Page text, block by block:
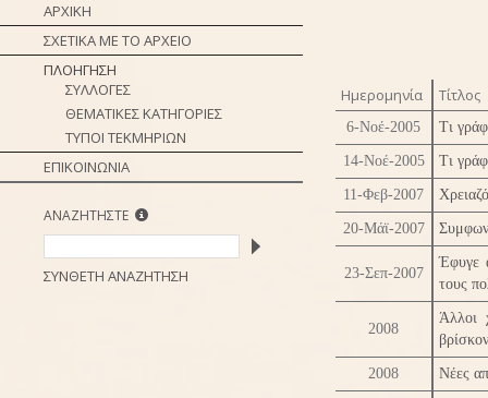
ΑΡΧΙΚΗ
ΣΧΕΤΙΚΑ ΜΕ ΤΟ ΑΡΧΕΙΟ
ΠΛΟΗΓΗΣΗ
ΣΥΛΛΟΓΕΣ
ΘΕΜΑΤΙΚΕΣ ΚΑΤΗΓΟΡΙΕΣ
ΤΥΠΟΙ ΤΕΚΜΗΡΙΩΝ
ΕΠΙΚΟΙΝΩΝΙΑ
ΑΝΑΖΗΤΗΣΤΕ
ΣΥΝΘΕΤΗ ΑΝΑΖΗΤΗΣΗ
Ημερομηνία Τίτλος
6-Νοέ-2005 Τι
14-Νοέ-2005 Τι
11-Φεβ-2007
20-Μάϊ-2007
23-Σεπ-2007
Έφυγε
τους
2008
Άλλοι
2008 Νέες